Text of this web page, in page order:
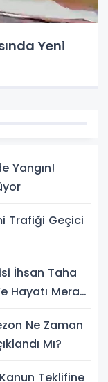
Yeni
Yangın!
Trafiği Geçici
İhsan Taha
Hayatı Merak
Ne Zaman
Mı?
Teklifine